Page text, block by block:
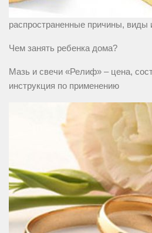
распространенные причины, виды
Чем занять ребенка дома?
Мазь и свечи «Релиф» – цена,
инструкция по применению